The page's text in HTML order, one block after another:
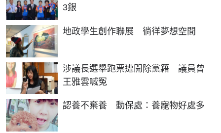
3銀
地政學生創作聯展 徜徉夢想空間
涉議長選舉跑票遭開除黨籍 議員曾
王雅雲喊冤
認養不棄養 動保處：養寵物好處多